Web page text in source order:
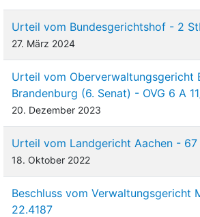
Urteil vom Bundesgerichtshof - 2
27. März 2024
Urteil vom Oberverwaltungsgericht
Brandenburg (6. Senat) - OVG 6 A
20. Dezember 2023
Urteil vom Landgericht Aachen - 67
18. Oktober 2022
Beschluss vom Verwaltungsgericht
22.4187